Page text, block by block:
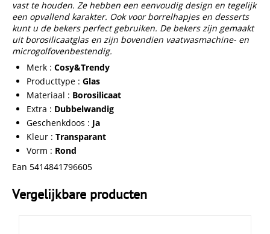
vast te houden. Ze hebben een eenvoudig design en tegelijk
een opvallend karakter. Ook voor borrelhapjes en desserts
kunt u de bekers perfect gebruiken. De bekers zijn gemaakt
uit borosilicaatglas en zijn bovendien vaatwasmachine- en
microgolfovenbestendig.
Merk : Cosy&Trendy
Producttype : Glas
Materiaal : Borosilicaat
Extra : Dubbelwandig
Geschenkdoos : Ja
Kleur : Transparant
Vorm : Rond
Ean 5414841796605
Vergelijkbare producten